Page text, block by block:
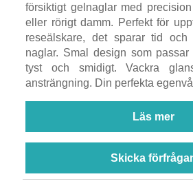
försiktigt gelnaglar med
eller rörigt damm. Perfekt för
reseälskare, det sparar tid och
naglar. Smal design som
tyst och smidigt. Vackra
ansträngning. Din perfekta
Läs mer
Skicka